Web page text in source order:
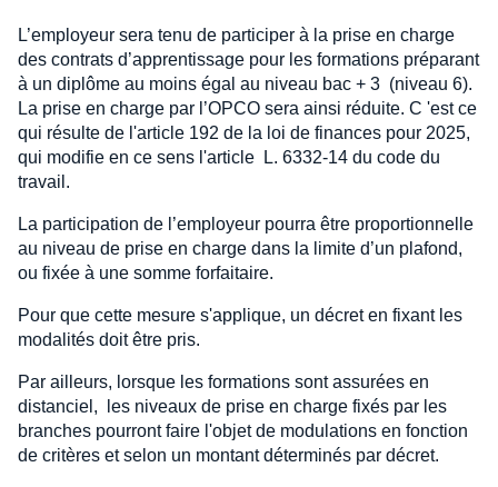
L’employeur sera tenu de participer à la prise en charge
des contrats d’apprentissage pour les formations préparant
à un diplôme au moins égal au niveau bac + 3 (niveau 6).
La prise en charge par l’OPCO sera ainsi réduite. C 'est ce
qui résulte de l'article 192 de la loi de finances pour 2025,
qui modifie en ce sens l'article L. 6332-14 du code du
travail.
La participation de l’employeur pourra être proportionnelle
au niveau de prise en charge dans la limite d’un plafond,
ou fixée à une somme forfaitaire.
Pour que cette mesure s'applique, un décret en fixant les
modalités doit être pris.
Par ailleurs, lorsque les formations sont assurées en
distanciel, les niveaux de prise en charge fixés par les
branches pourront faire l'objet de modulations en fonction
de critères et selon un montant déterminés par décret.